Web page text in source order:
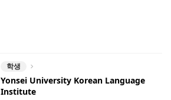
학생
Yonsei University Korean Language
Institute